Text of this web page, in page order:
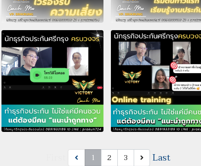
1 2 3 Last